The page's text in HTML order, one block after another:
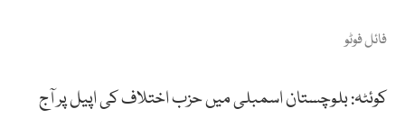
فائل فوٹو
کوئٹہ: بلوچستان اسمبلی میں حزب اختلاف کی اپیل پر آج